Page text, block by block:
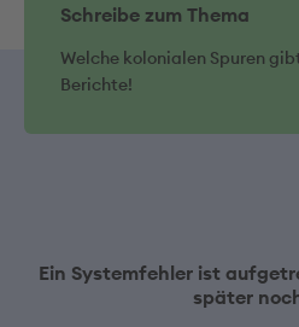
Schreibe zum Thema
Welche kolonialen Spuren
Berichte!
Ein Systemfehler ist
später